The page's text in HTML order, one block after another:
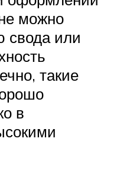
можно
свода или
такие
в